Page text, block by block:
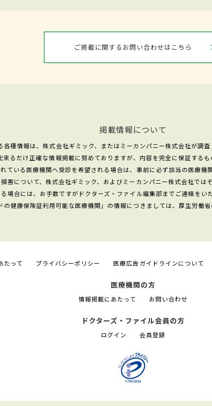
ご掲載に関するお問い合わせはこちら
掲載情報について
各種情報は、株式会社ギミック、またはミーカンパニー株式会社が調査
来るだけ正確な情報掲載に努めておりますが、内容を完全に保証するも
ている医療機関へ受診を希望される場合は、事前に必ず該当の医療機
害について、株式会社ギミック、およびミーカンパニー株式会社では
場合には、お手数ですがドクターズ・ファイル編集部までご連絡をい
健康保険証利用可能な医療機関」の情報につきましては、厚生労働
たって プライバシーポリシー 医療広告ガイドラインについて
医療機関の方
情報掲載にあたって お問い合わせ
ドクターズ・ファイル会員の方
ログイン 会員登録